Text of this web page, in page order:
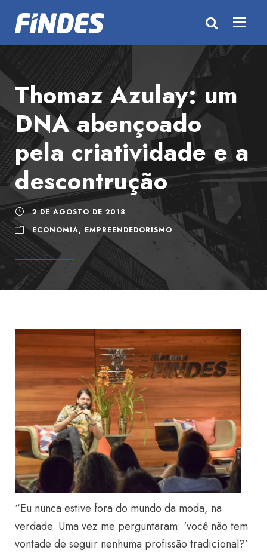
Thomaz Azulay: um
DNA abençoado
pela criatividade e a
descontrução
2 DE AGOSTO DE 2018
ECONOMIA, EMPREENDEDORISMO
“Eu nunca estive fora do mundo da moda, na
verdade. Uma vez me perguntaram: ‘você não tem
vontade de seguir nenhuma profissão tradicional?’